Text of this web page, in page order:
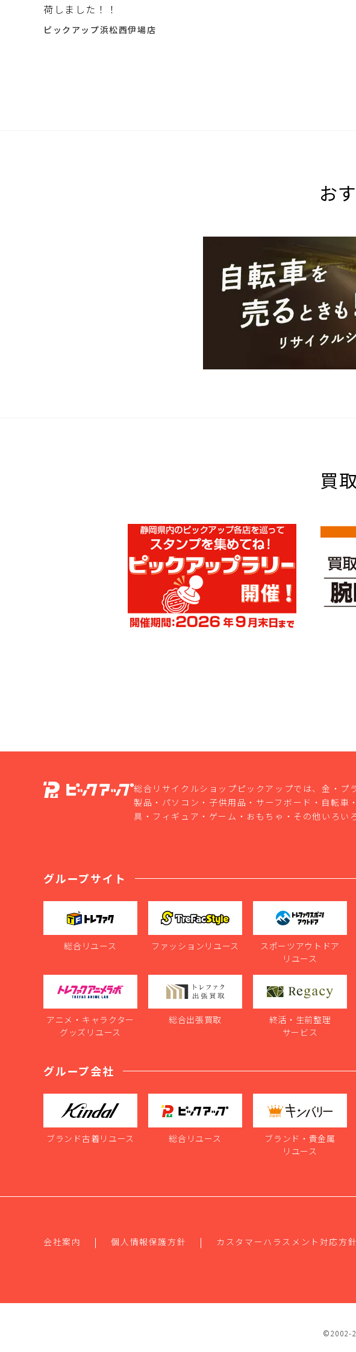
荷しました！！
ピックアップ浜松西伊場店
お
買
総合リサイクルショップピックアップでは、金・プ
製品・パソコン・子供用品・サーフボード・自転車
具・フィギュア・ゲーム・おもちゃ・その他いろい
グループサイト
総合リユース ファッションリユース
スポーツアウトドア
リユース
アニメ・キャラクター
グッズリユース
総合出張買取
終活・生前整理
サービス
グループ会社
ブランド古着リユース 総合リユース
ブランド・貴金属
リユース
会社案内 個人情報保護方針 カスタマーハラスメント対応方針
©2002-